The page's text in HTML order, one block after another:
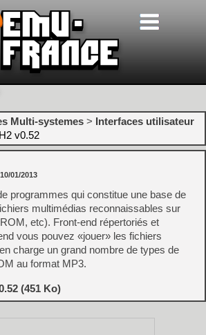
Multi-systemes > Interfaces utilisateur
H2 v0.52
01/2013
programmes qui constitue une base de
multimédias reconnaissables sur
etc). Front-end répertoriés et
vous pouvez «jouer» les fichiers
charge un grand nombre de types de
au format MP3.
(451 Ko)